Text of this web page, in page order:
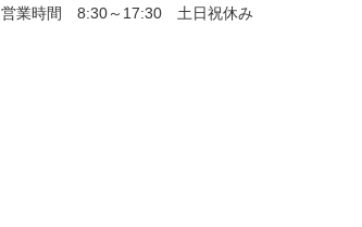
営業時間 8:30～17:30 土日祝休み